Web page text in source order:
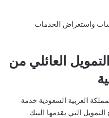
واستعراض الخدمات
العائلي من
العربية السعودية خدمة
التي يقدمها البنك